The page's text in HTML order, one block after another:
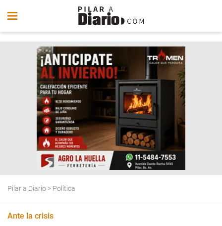
Pilar a Diario > Política
Ante la crisis